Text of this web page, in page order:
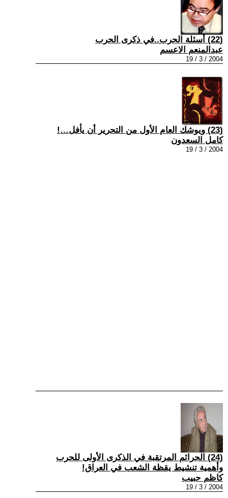
(22) أسئلة الحرب..في ذكرى الحرب
عبدالمنعم الاعسم
2004 / 3 / 19
(23) ويوشك العام الأول من التحرير أن يأفل…!
كامل السعدون
2004 / 3 / 19
(24) الجرائم المرتقبة في الذكرى الأولى للحرب
وأهمية تنشيط يقظة الشعب في العراق!
كاظم حبيب
2004 / 3 / 19